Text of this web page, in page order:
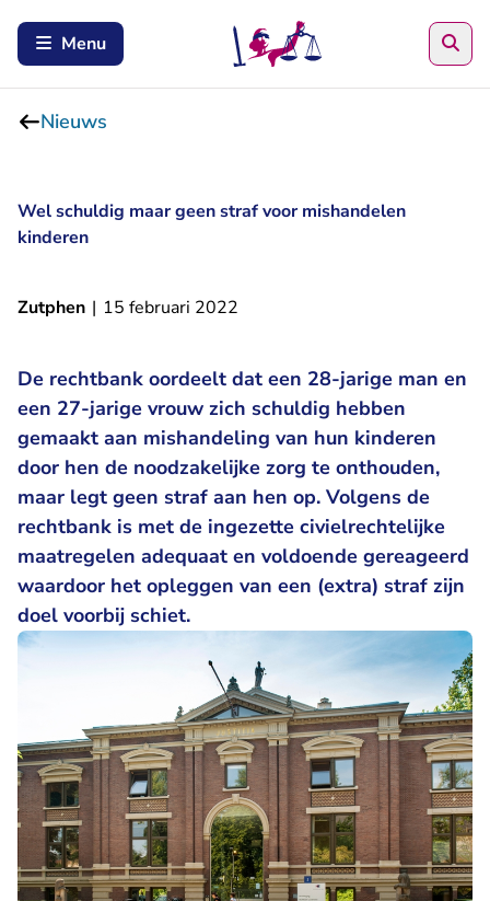
Menu
Nieuws
Wel schuldig maar geen straf voor mishandelen
kinderen
Zutphen | 15 februari 2022
De rechtbank oordeelt dat een 28-jarige man en
een 27-jarige vrouw zich schuldig hebben
gemaakt aan mishandeling van hun kinderen
door hen de noodzakelijke zorg te onthouden,
maar legt geen straf aan hen op. Volgens de
rechtbank is met de ingezette civielrechtelijke
maatregelen adequaat en voldoende gereageerd
waardoor het opleggen van een (extra) straf zijn
doel voorbij schiet.